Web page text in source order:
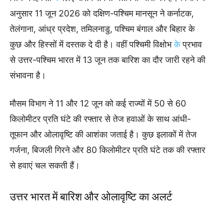
अनुसार 11 जून 2026 को दक्षिण-पश्चिम मानसून ने कर्नाटक,
तेलंगाना, आंध्र प्रदेश, तमिलनाडु, पश्चिम बंगाल और बिहार के
कुछ और हिस्सों में दस्तक दे दी है। वहीं पश्चिमी विक्षोभकेप्रभाव
से उत्तर-पश्चिम भारत में 13 जून तक बारिश का दौर जारी रहने की
संभावना है।
मौसम विभाग ने 11 और 12 जून को कई राज्यों में 50 से 60
किलोमीटर प्रति घंटे की रफ्तार से तेज हवाओं के साथ आंधी-
तूफान और ओलावृष्टि की आशंका जताई है। कुछ इलाकों में तेज
गर्जना, बिजली गिरने और 80 किलोमीटर प्रति घंटे तक की रफ्तार
से हवाएं चल सकती हैं।
उत्तर भारत में बारिश और ओलावृष्टि का अलर्ट